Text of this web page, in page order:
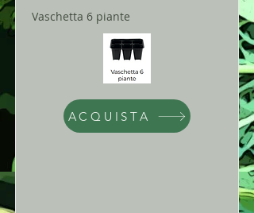
Vaschetta 6 piante
ACQUISTA